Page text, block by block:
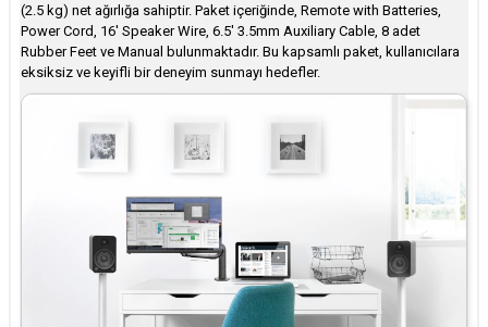
(2.5 kg) net ağırlığa sahiptir. Paket içeriğinde, Remote with Batteries,
Power Cord, 16′ Speaker Wire, 6.5′ 3.5mm Auxiliary Cable, 8 adet
Rubber Feet ve Manual bulunmaktadır. Bu kapsamlı paket, kullanıcılara
eksiksiz ve keyifli bir deneyim sunmayı hedefler.